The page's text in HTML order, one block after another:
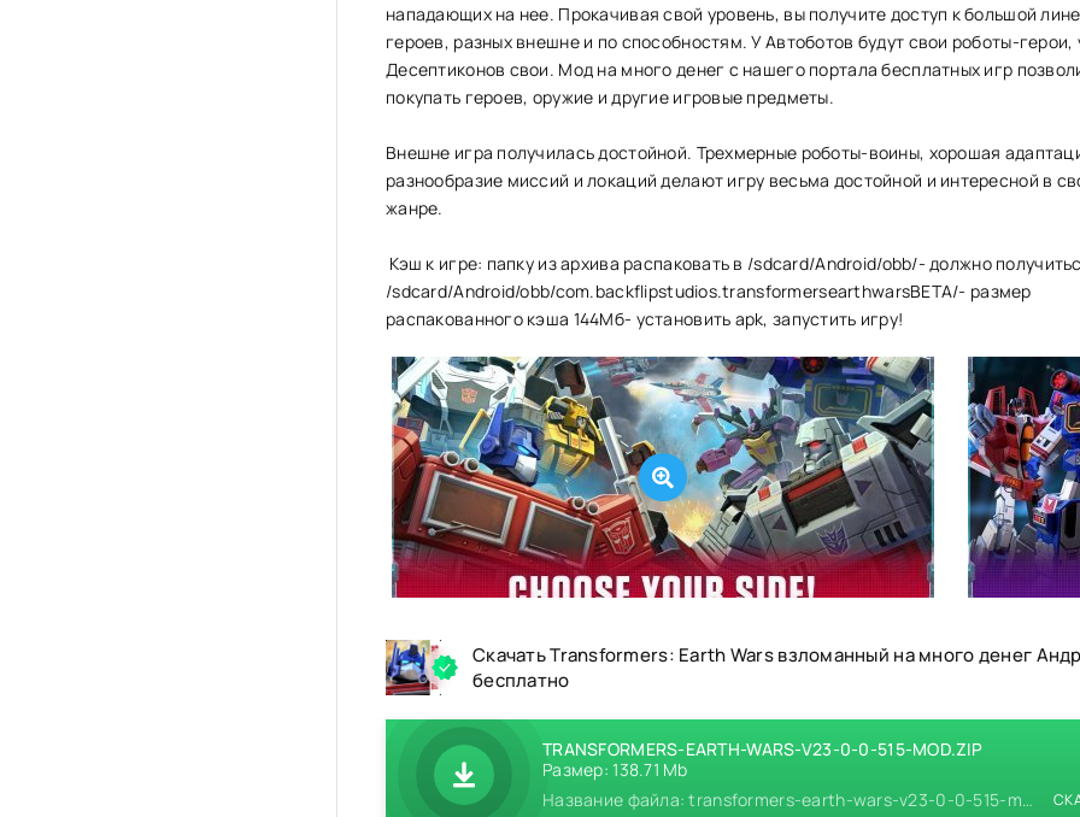
нападающих на нее. Прокачивая свой уровень, вы получите доступ к большой
героев, разных внешне и по способностям. У Автоботов будут свои роботы-герои,
Десептиконов свои. Мод на много денег с нашего портала бесплатных игр
покупать героев, оружие и другие игровые предметы.
Внешне игра получилась достойной. Трехмерные роботы-воины, хорошая
разнообразие миссий и локаций делают игру весьма достойной и интересной в
жанре.
Кэш к игре: папку из архива распаковать в /sdcard/Android/obb/- должно
/sdcard/Android/obb/com.backflipstudios.transformersearthwarsBETA/- размер
распакованного кэша 144Мб- установить apk, запустить игру!
Скачать Transformers: Earth Wars взломанный на много денег
бесплатно
TRANSFORMERS-EARTH-WARS-V23-0-0-515-MOD.ZIP
Размер: 138.71 Mb
Название файла: transformers-earth-wars-v23-0-0-515-mod.zip